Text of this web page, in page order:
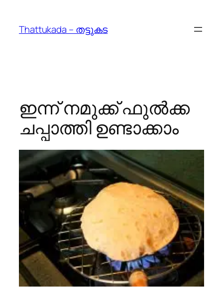
content
Thattukada – തട്ടുകട
ഇന്ന് നമുക്ക് ഫുല്‍ക്ക
ചപ്പാത്തി ഉണ്ടാക്കാം